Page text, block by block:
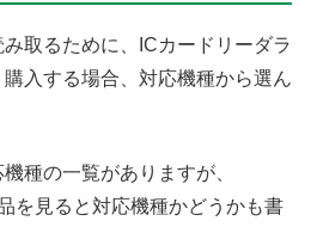
取るために、ICカードリーダラ
入する場合、対応機種から選ん
種の一覧がありますが、
を見ると対応機種かどうかも書